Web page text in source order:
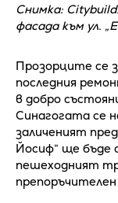
Снимка:
фасада към ул.
Прозорците се
последния
в добро
Синагогата се
заличеният
Йосиф“ ще бъде
пешеходният